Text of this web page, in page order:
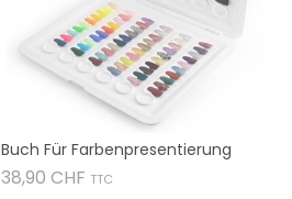
Buch Für Farbenpresentierung
38,90 CHF Preis
TTC